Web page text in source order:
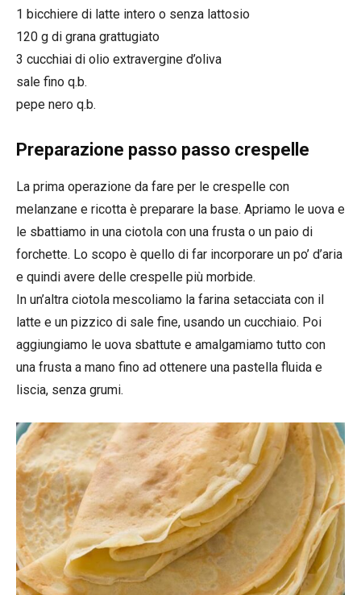
1 bicchiere di latte intero o senza lattosio
120 g di grana grattugiato
3 cucchiai di olio extravergine d’oliva
sale fino q.b.
pepe nero q.b.
Preparazione passo passo crespelle
La prima operazione da fare per le crespelle con
melanzane e ricotta è preparare la base. Apriamo le uova e
le sbattiamo in una ciotola con una frusta o un paio di
forchette. Lo scopo è quello di far incorporare un po’ d’aria
e quindi avere delle crespelle più morbide.
In un’altra ciotola mescoliamo la farina setacciata con il
latte e un pizzico di sale fine, usando un cucchiaio. Poi
aggiungiamo le uova sbattute e amalgamiamo tutto con
una frusta a mano fino ad ottenere una pastella fluida e
liscia, senza grumi.